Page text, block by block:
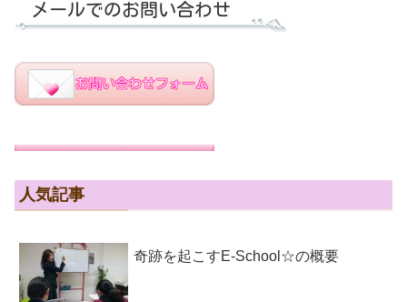
人気記事
奇跡を起こすE-School☆の概要